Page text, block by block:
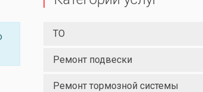
ТО
Ремонт подвески
Ремонт тормозной системы